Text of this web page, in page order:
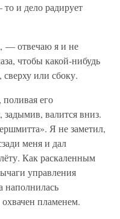
и дело радирует
отвечаю я и не
чтобы какой-нибудь
сверху или сбоку.
его
задымив, валится вниз.
Я не заметил,
меня и дал
Как раскаленным
управления
наполнилась
пламенем.